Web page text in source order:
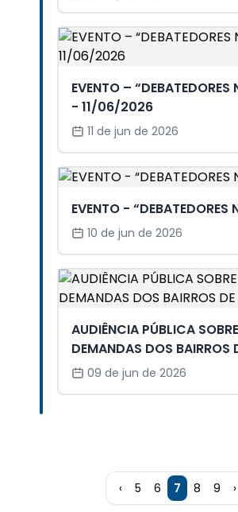
EVENTO – “DEBATEDORES
- 11/06/2026
11 de jun de 2026
EVENTO - “DEBATEDORES
10 de jun de 2026
AUDIÊNCIA PÚBLICA
DEMANDAS DOS BAIRROS
CURITIBA
09 de jun de 2026
‹ 5 6 7 8 9 ›